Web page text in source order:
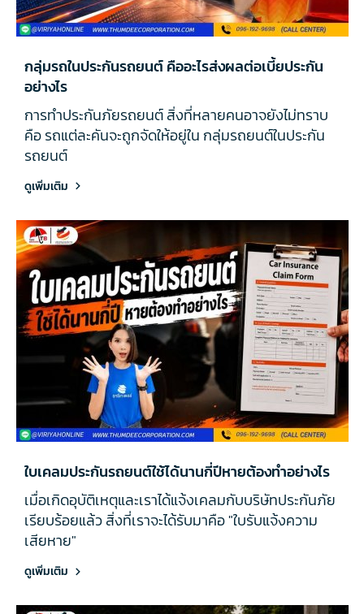
กลุ่มรถในประกันรถยนต์ คืออะไรส่งผลต่อเบี้ยประกัน
อย่างไร
การทำประกันภัยรถยนต์ สิ่งที่หลายคนอาจยังไม่ทราบ
คือ รถแต่ละคันจะถูกจัดให้อยู่ใน กลุ่มรถยนต์ในประกัน
รถยนต์
ดูเพิ่มเติม
ใบเคลมประกันรถยนต์ใช้ได้นานกี่ปีหายต้องทำอย่างไร
เมื่อเกิดอุบัติเหตุและเราได้แจ้งเคลมกับบริษัทประกันภัย
เรียบร้อยแล้ว สิ่งที่เราจะได้รับมาคือ "ใบรับแจ้งความ
เสียหาย"
ดูเพิ่มเติม